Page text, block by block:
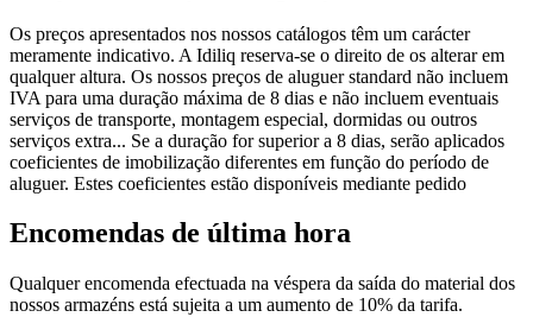
Os preços apresentados nos nossos catálogos têm um carácter
meramente indicativo. A Idiliq reserva-se o direito de os alterar em
qualquer altura. Os nossos preços de aluguer standard não incluem
IVA para uma duração máxima de 8 dias e não incluem eventuais
serviços de transporte, montagem especial, dormidas ou outros
serviços extra... Se a duração for superior a 8 dias, serão aplicados
coeficientes de imobilização diferentes em função do período de
aluguer. Estes coeficientes estão disponíveis mediante pedido
Encomendas de última hora
Qualquer encomenda efectuada na véspera da saída do material dos
nossos armazéns está sujeita a um aumento de 10% da tarifa.